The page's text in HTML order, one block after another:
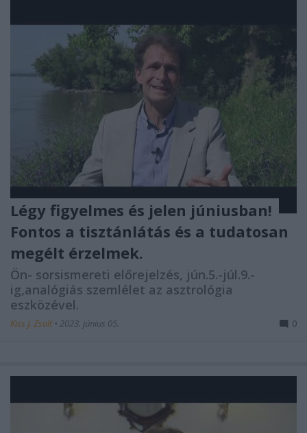
Légy figyelmes és jelen júniusban!
Fontos a tisztánlátás és a tudatosan
megélt érzelmek.
Ön- sorsismereti előrejelzés, jún.5.-júl.9.-
ig,analógiás szemlélet az asztrológia
eszközével.
Kiss J. Zsolt • 2023. június 05. 0